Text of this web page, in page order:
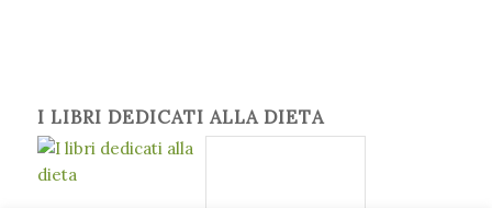
I LIBRI DEDICATI ALLA DIETA